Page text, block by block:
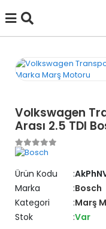
Volkswagen
Arası 2.5 TDI
Ürün Kodu
Marka
Bosch
Kategori
Marş
Stok
Var